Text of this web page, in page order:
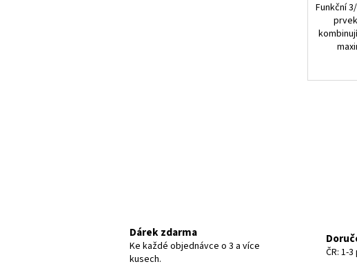
Funkční
Dárek zdarma
Ke každé objednávce o 3 a více
kusech.
ČR: 1-